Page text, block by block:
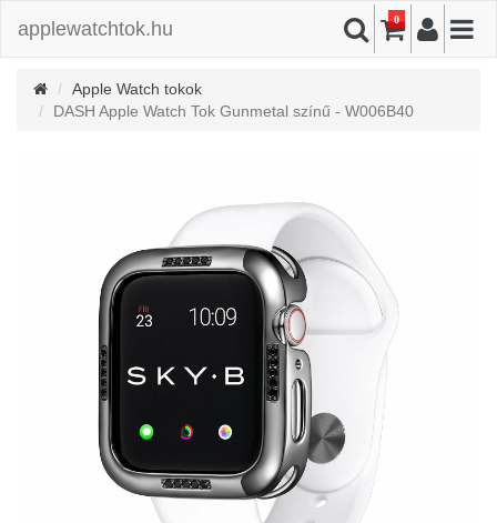
applewatchtok.hu 0
Apple Watch tokok
DASH Apple Watch Tok Gunmetal színű - W006B40